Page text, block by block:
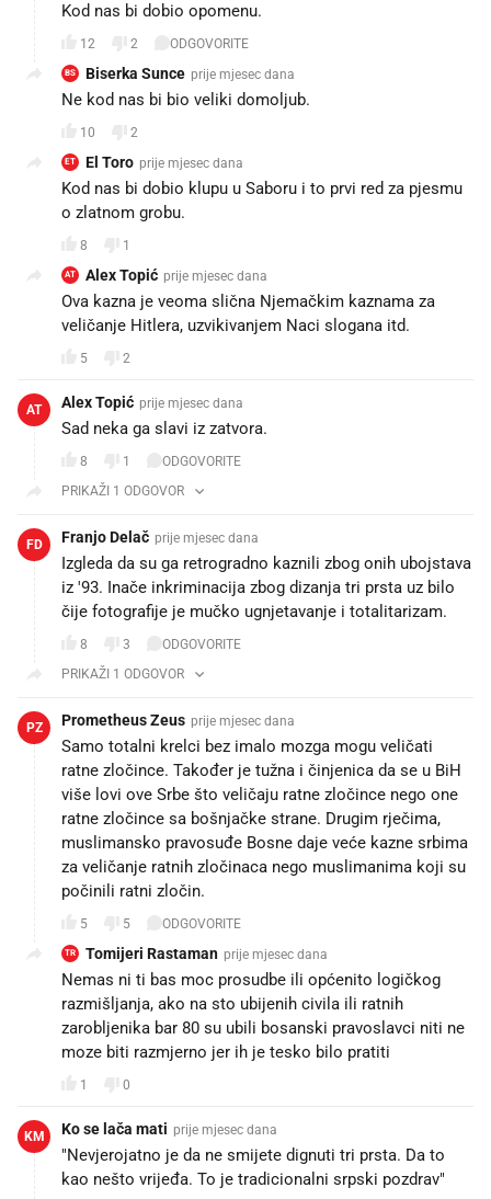
Kod nas bi dobio opomenu.
12 2 ODGOVORITE
BS Biserka Sunce prije mjesec dana
Ne kod nas bi bio veliki domoljub.
10 2
ET El Toro prije mjesec dana
Kod nas bi dobio klupu u Saboru i to prvi red za pjesmu
o zlatnom grobu.
8 1
AT Alex Topić prije mjesec dana
Ova kazna je veoma slična Njemačkim kaznama za
veličanje Hitlera, uzvikivanjem Naci slogana itd.
5 2
AT Alex Topić prije mjesec dana
Sad neka ga slavi iz zatvora. 😂😂😂😂
8 1
ODGOVORITE
PRIKAŽI 1 ODGOVOR
FD Franjo Delač prije mjesec dana
Izgleda da su ga retrogradno kaznili zbog onih ubojstava
iz '93. Inače inkriminacija zbog dizanja tri prsta uz bilo
čije fotografije je mučko ugnjetavanje i totalitarizam.
8 3
ODGOVORITE
PRIKAŽI 1 ODGOVOR
PZ Prometheus Zeus prije mjesec dana
Samo totalni krelci bez imalo mozga mogu veličati
ratne zločince. Također je tužna i činjenica da se u BiH
više lovi ove Srbe što veličaju ratne zločince nego one
ratne zločince sa bošnjačke strane. Drugim rječima,
muslimansko pravosuđe Bosne daje veće kazne srbima
za veličanje ratnih zločinaca nego muslimanima koji su
počinili ratni zločin.
5 5 ODGOVORITE
TR Tomijeri Rastaman prije mjesec dana
Nemas ni ti bas moc prosudbe ili općenito logičkog
razmišljanja, ako na sto ubijenih civila ili ratnih
zarobljenika bar 80 su ubili bosanski pravoslavci niti ne
moze biti razmjerno jer ih je tesko bilo pratiti
1 0
KM Ko se lača mati prije mjesec dana
"Nevjerojatno je da ne smijete dignuti tri prsta. Da to
kao nešto vrijeđa. To je tradicionalni srpski pozdrav"